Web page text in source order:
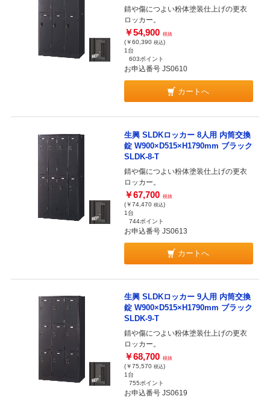
錆や傷につよい粉体塗装仕上げの更衣
ロッカー。
￥54,900 税抜
(￥60,390 税込)
1台
603ポイント
お申込番号 JS0610
カートへ
生興 SLDKロッカー 8人用 内筒交換
錠 W900×D515×H1790mm ブラック
SLDK-8-T
錆や傷につよい粉体塗装仕上げの更衣
ロッカー。
￥67,700 税抜
(￥74,470 税込)
1台
744ポイント
お申込番号 JS0613
カートへ
生興 SLDKロッカー 9人用 内筒交換
錠 W900×D515×H1790mm ブラック
SLDK-9-T
錆や傷につよい粉体塗装仕上げの更衣
ロッカー。
￥68,700 税抜
(￥75,570 税込)
1台
755ポイント
お申込番号 JS0619